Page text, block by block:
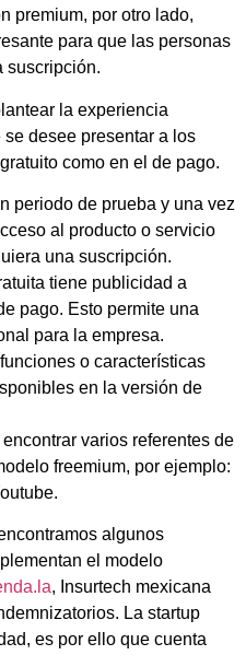
premium, por otro lado,
para que las personas
suscripción.
la experiencia
desee presentar a los
como en el de pago.
periodo de prueba y una vez
al producto o servicio
una suscripción.
tiene publicidad a
pago. Esto permite una
para la empresa.
o características
en la versión de
varios referentes de
freemium, por ejemplo:
algunos
el modelo
, Insurtech mexicana
La startup
es por ello que cuenta